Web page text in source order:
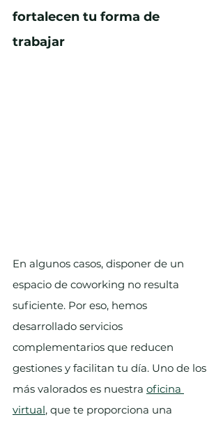
fortalecen tu forma de
trabajar
En algunos casos, disponer de un
espacio de coworking no resulta
suficiente. Por eso, hemos
desarrollado servicios
complementarios que reducen
gestiones y facilitan tu día. Uno de los
más valorados es nuestra oficina
virtual, que te proporciona una